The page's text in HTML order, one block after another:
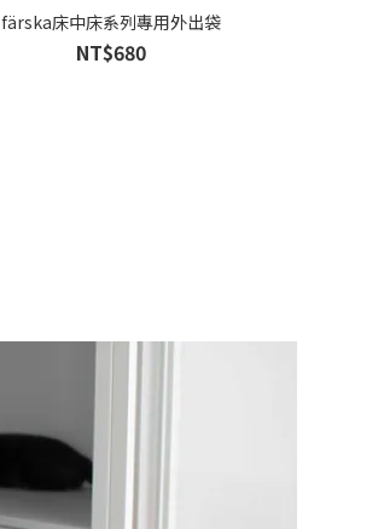
färska床中床系列專用外出袋
NT$680